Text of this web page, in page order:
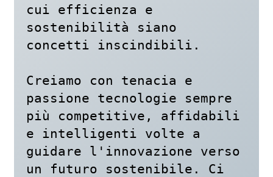
cui efficienza e
sostenibilità siano
concetti inscindibili.
Creiamo con tenacia e
passione tecnologie sempre
più competitive, affidabili
e intelligenti volte a
guidare l'innovazione verso
un futuro sostenibile. Ci